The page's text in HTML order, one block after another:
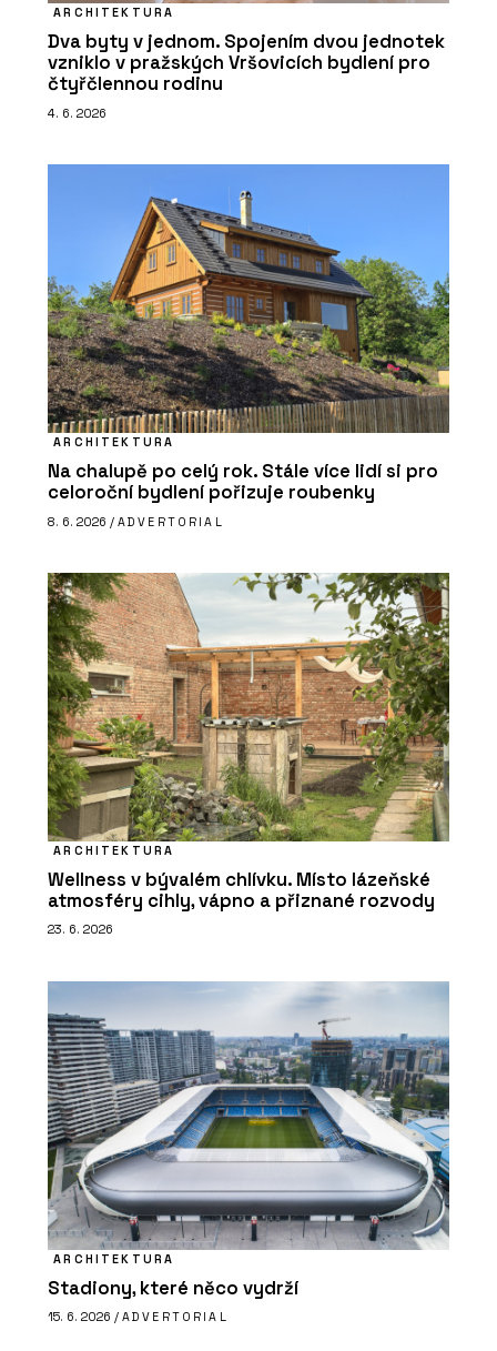
ARCHITEKTURA
Dva byty v jednom. Spojením dvou jednotek
vzniklo v pražských Vršovicích bydlení pro
čtyřčlennou rodinu
4. 6. 2026
ARCHITEKTURA
Na chalupě po celý rok. Stále více lidí si pro
celoroční bydlení pořizuje roubenky
8. 6. 2026 / ADVERTORIAL
ARCHITEKTURA
Wellness v bývalém chlívku. Místo lázeňské
atmosféry cihly, vápno a přiznané rozvody
23. 6. 2026
ARCHITEKTURA
Stadiony, které něco vydrží
15. 6. 2026 / ADVERTORIAL